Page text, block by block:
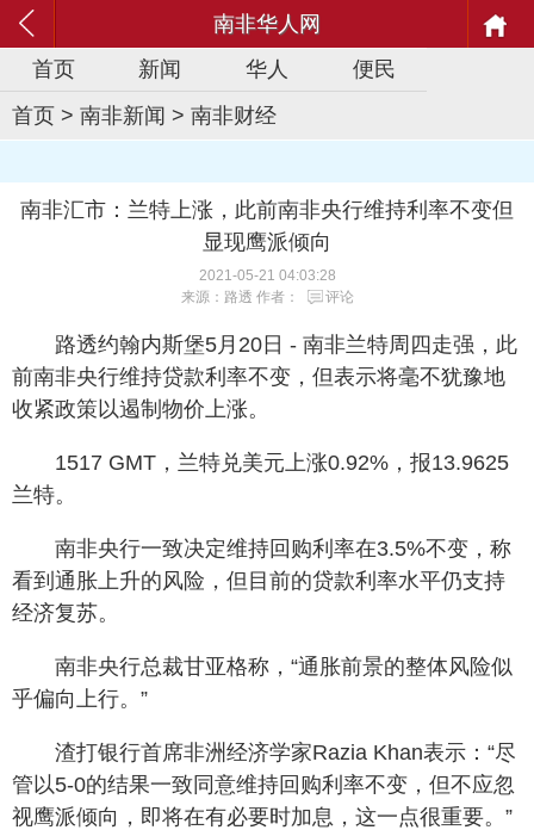
南非华人网
首页
新闻 华人
便民
首页 > 南非新闻 > 南非财经
南非汇市：兰特上涨，此前南非央行维持利率不变但
显现鹰派倾向
2021-05-21 04:03:28
来源：路透 作者：
评论
路透约翰内斯堡5月20日 - 南非兰特周四走强，此
前南非央行维持贷款利率不变，但表示将毫不犹豫地
收紧政策以遏制物价上涨。
1517 GMT，兰特兑美元上涨0.92%，报13.9625
兰特。
南非央行一致决定维持回购利率在3.5%不变，称
看到通胀上升的风险，但目前的贷款利率水平仍支持
经济复苏。
南非央行总裁甘亚格称，“通胀前景的整体风险似
乎偏向上行。”
渣打银行首席非洲经济学家Razia Khan表示：“尽
管以5-0的结果一致同意维持回购利率不变，但不应忽
视鹰派倾向，即将在有必要时加息，这一点很重要。”